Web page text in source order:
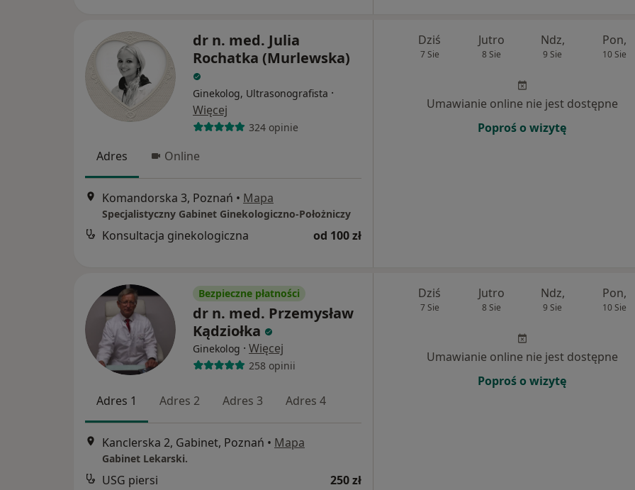
dr n. med. Julia
Rochatka (Murlewska)
Ginekolog, Ultrasonografista ·
Więcej
324 opinie
Adres Online
Komandorska 3, Poznań • Mapa
Specjalistyczny Gabinet Ginekologiczno-Położniczy
Konsultacja ginekologiczna od 100 zł
Dziś
7 Sie
Jutro
8 Sie
Ndz,
9 Sie
Pon,
10 Sie
Umawianie online nie jest dostępne
Poproś o wizytę
Bezpieczne płatności
dr n. med. Przemysław
Kądziołka
Ginekolog · Więcej
258 opinii
Adres 1 Adres 2 Adres 3 Adres 4
Kanclerska 2, Gabinet, Poznań • Mapa
Gabinet Lekarski.
USG piersi 250 zł
Dziś
7 Sie
Jutro
8 Sie
Ndz,
9 Sie
Pon,
10 Sie
Umawianie online nie jest dostępne
Poproś o wizytę